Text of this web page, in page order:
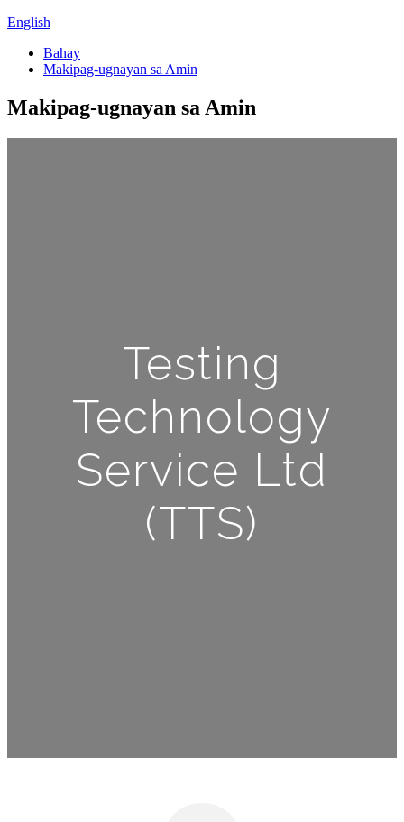
English
Bahay
Makipag-ugnayan sa Amin
Makipag-ugnayan sa Amin
Testing
Technology
Service Ltd
(TTS)